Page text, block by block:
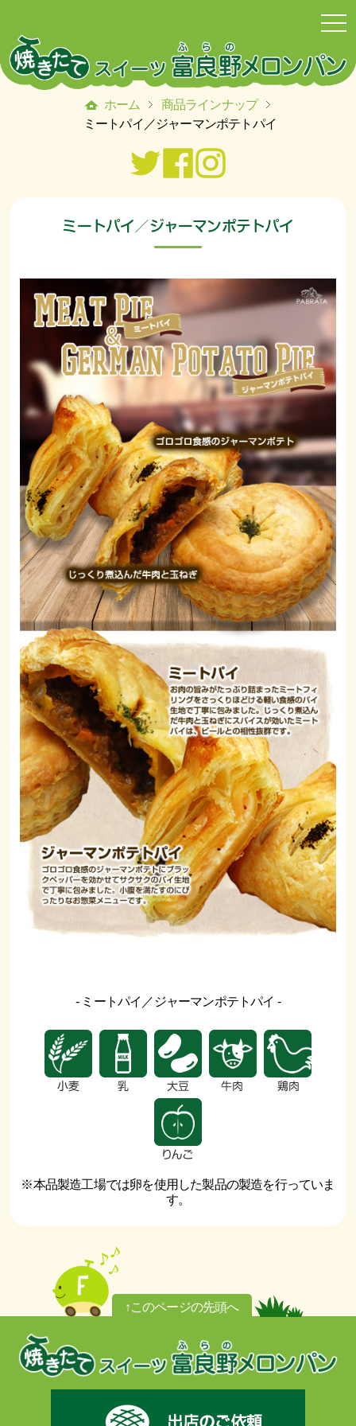
ホーム
商品ラインナップ
ミートパイ／ジャーマンポテトパイ
ミートパイ／ジャーマンポテトパイ
- ミートパイ／ジャーマンポテトパイ -
※本品製造工場では卵を使用した製品の製造を行っていま
す。
↑このページの先頭へ